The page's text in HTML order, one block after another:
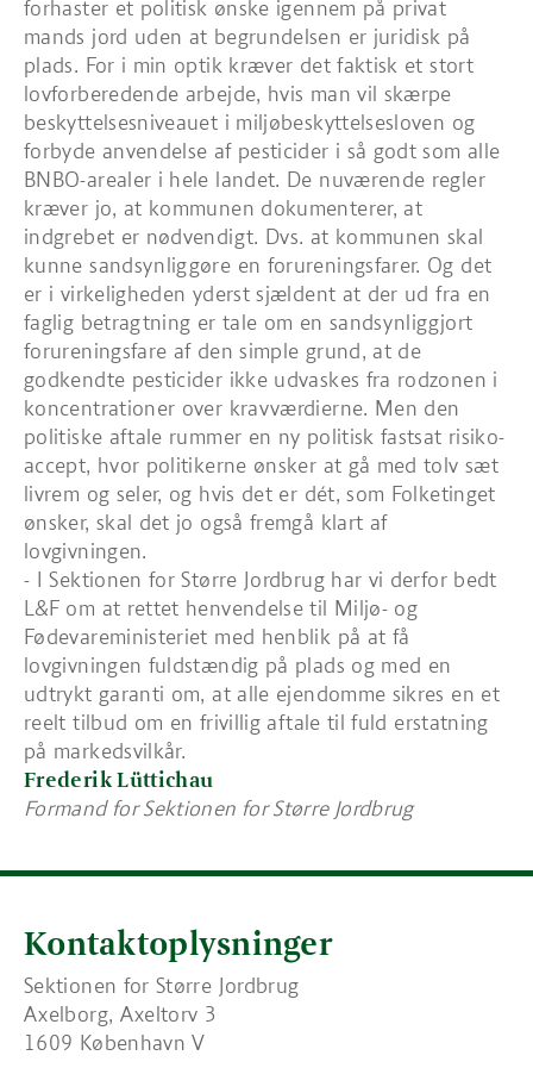
forhaster et politisk ønske igennem på privat
mands jord uden at begrundelsen er juridisk på
plads. For i min optik kræver det faktisk et stort
lovforberedende arbejde, hvis man vil skærpe
beskyttelsesniveauet i miljøbeskyttelsesloven og
forbyde anvendelse af pesticider i så godt som alle
BNBO-arealer i hele landet. De nuværende regler
kræver jo, at kommunen dokumenterer, at
indgrebet er nødvendigt. Dvs. at kommunen skal
kunne sandsynliggøre en forureningsfarer. Og det
er i virkeligheden yderst sjældent at der ud fra en
faglig betragtning er tale om en sandsynliggjort
forureningsfare af den simple grund, at de
godkendte pesticider ikke udvaskes fra rodzonen i
koncentrationer over kravværdierne. Men den
politiske aftale rummer en ny politisk fastsat risiko-
accept, hvor politikerne ønsker at gå med tolv sæt
livrem og seler, og hvis det er dét, som Folketinget
ønsker, skal det jo også fremgå klart af
lovgivningen.
- I Sektionen for Større Jordbrug har vi derfor bedt
L&F om at rettet henvendelse til Miljø- og
Fødevareministeriet med henblik på at få
lovgivningen fuldstændig på plads og med en
udtrykt garanti om, at alle ejendomme sikres en et
reelt tilbud om en frivillig aftale til fuld erstatning
på markedsvilkår.
Frederik Lüttichau
Formand for Sektionen for Større Jordbrug
Kontaktoplysninger
Sektionen for Større Jordbrug
Axelborg, Axeltorv 3
1609 København V